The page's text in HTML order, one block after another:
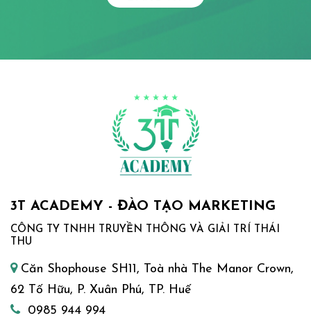
3T ACADEMY - ĐÀO TẠO MARKETING
CÔNG TY TNHH TRUYỀN THÔNG VÀ GIẢI TRÍ THÁI
THU
Căn Shophouse SH11, Toà nhà The Manor Crown,
62 Tố Hữu, P. Xuân Phú, TP. Huế
0985 944 994